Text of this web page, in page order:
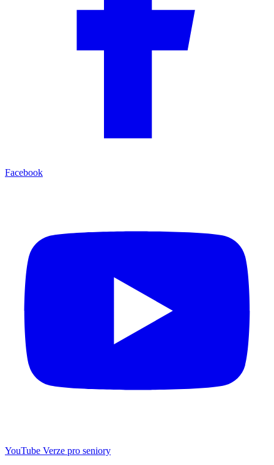
Facebook
YouTube Verze pro seniory